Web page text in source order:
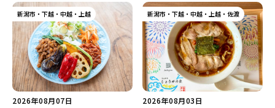
トグラファー」など要チェック
♪
新潟市・下越・中越・上越
2026年08月07日
新潟市・下越・中越・上越・佐渡
2026年08月03日